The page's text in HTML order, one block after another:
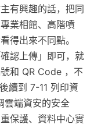
有興趣的話，把同
業相館、高階噴
得出來不同點。
認上傳」即可，就
和 QR Code ，不
續到 7-11 列印資
雲端資安的安全
保護、資料中心實